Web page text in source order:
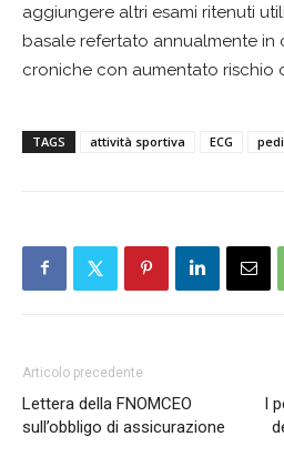
aggiungere altri esami ritenuti
basale refertato annualmente
croniche con aumentato rischio
TAGS attività sportiva ECG
Articolo precedente
Lettera della FNOMCEO
sull’obbligo di assicurazione
I